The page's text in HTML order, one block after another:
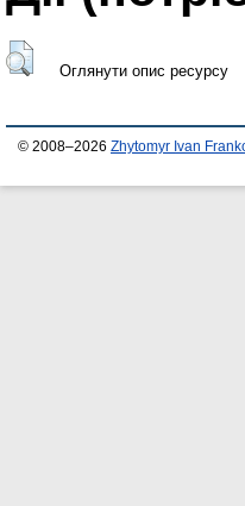
Оглянути опис ресурсу
© 2008–2026 Zhytomyr Ivan